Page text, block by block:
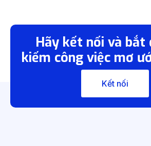
Hãy kết nối và bắt
kiếm công việc mơ
Kết nối